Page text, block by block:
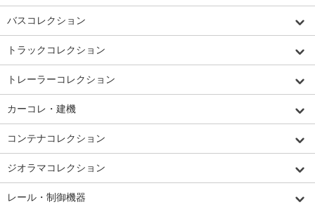
バスコレクション
トラックコレクション
トレーラーコレクション
カーコレ・建機
コンテナコレクション
ジオラマコレクション
レール・制御機器